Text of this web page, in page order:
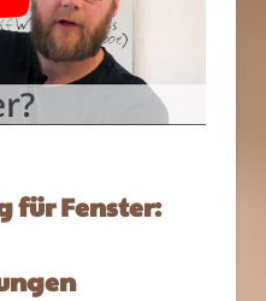
für Fenster: